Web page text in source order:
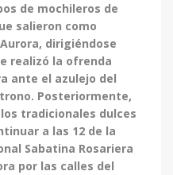
de mochileros de
salieron como
dirigiéndose
realizó la ofrenda
ante el azulejo del
Posteriormente,
tradicionales dulces
a las 12 de la
Sabatina Rosariera
por las calles del